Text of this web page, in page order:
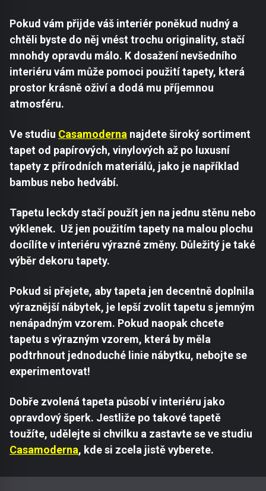
Pokud vám přijde váš interiér poněkud nudný a
chtěli byste do něj vnést trochu originality, stačí
mnohdy opravdu málo. K dosažení nevšedního
interiéru vám může pomoci použití tapety, která
prostor krásně oživí a dodá mu příjemnou
atmosféru.
Ve studiu Casamoderna najdete široký sortiment
tapet od papírových, vinylových až po luxusní
tapety z přírodních materiálů, jako je například
bambus nebo hedvábí.
Tapetu leckdy stačí použít jen na jednu stěnu nebo
výklenek. Už jen použitím tapety na malou plochu
docílíte v interiéru výrazné změny. Důležitý je také
výběr dekoru tapety.
Pokud si přejete, aby tapeta jen decentně doplnila
výraznější nábytek, je lepší zvolit tapetu s jemným
nenápadným vzorem. Pokud naopak chcete
tapetu s výrazným vzorem, která by měla
podtrhnout jednoduché linie nábytku, nebojte se
experimentovat!
Dobře zvolená tapeta působí v interiéru jako
opravdový šperk. Jestliže po takové tapetě
toužíte, udělejte si chvilku a zastavte se ve studiu
Casamoderna, kde si zcela jistě vyberete.